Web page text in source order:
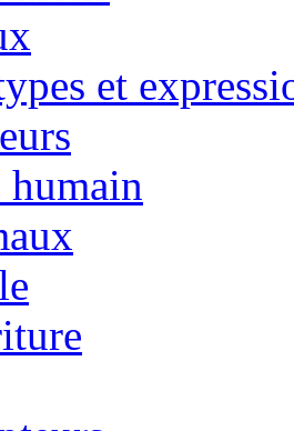
et
humain